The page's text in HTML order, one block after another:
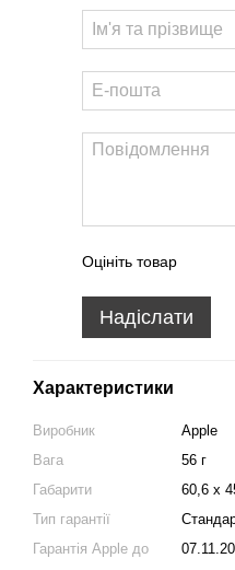
Оцініть товар
Надіслати
Характеристики
Виробник
Apple
Вага
56 г
Габарити
60,6 х
Тип гарантії
Гарантія Apple до